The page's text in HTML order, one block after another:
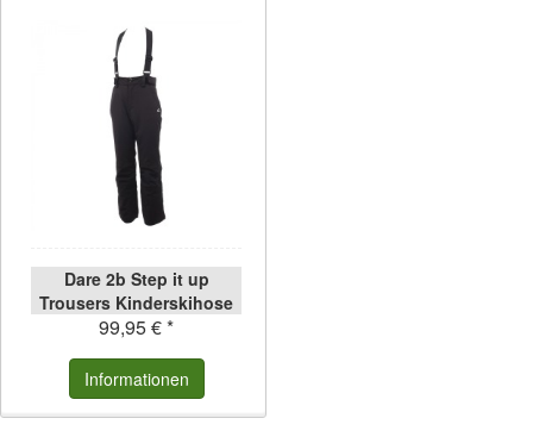
Dare 2b Step it up
Trousers Kinderskihose
black 164 black | 164
99,95 € *
Informationen